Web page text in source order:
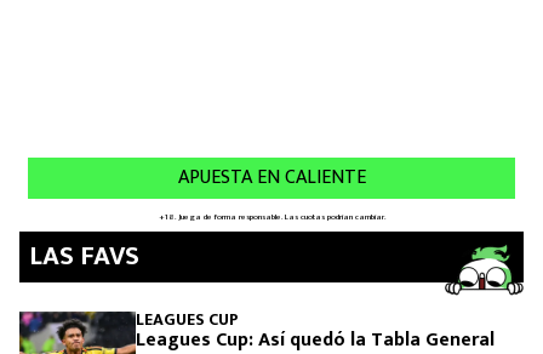
LAS FAVS
LEAGUES CUP
Leagues Cup: Así quedó la Tabla General